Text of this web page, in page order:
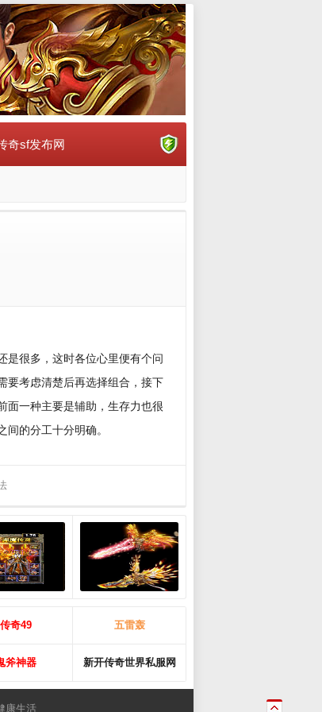
奇sf发布网
是很多，这时各位心里便有个问
要考虑清楚后再选择组合，接下
面一种主要是辅助，生存力也很
的分工十分明确。
传奇49 五雷轰
斧神器 新开传奇世界私服网
康生活